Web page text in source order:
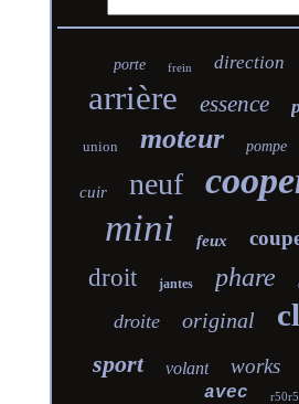
porte frein direction
arrière essence
union moteur pompe
cuir neuf
mini feux
droit jantes phare
droite original
sport volant works
avec